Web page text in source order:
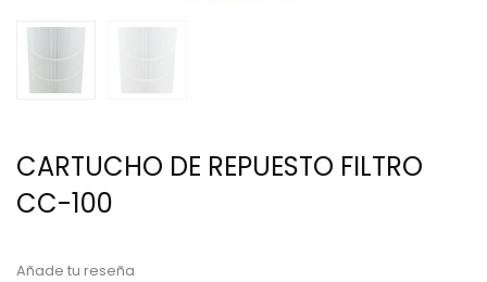
CARTUCHO DE REPUESTO FILTRO
CC-100
Añade tu reseña